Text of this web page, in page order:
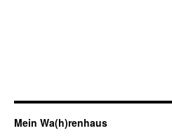
Mein Wa(h)renhaus